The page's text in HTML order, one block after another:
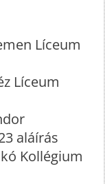
Líceum
Líceum
aláírás
Kollégium